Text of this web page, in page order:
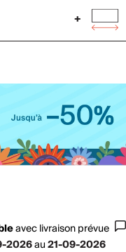
+
aveclivraison prévue
2026au21-09-2026